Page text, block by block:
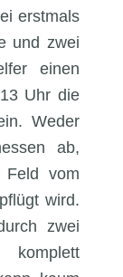
erstmals
und zwei
einen
Uhr die
Weder
ab,
Feld vom
wird.
zwei